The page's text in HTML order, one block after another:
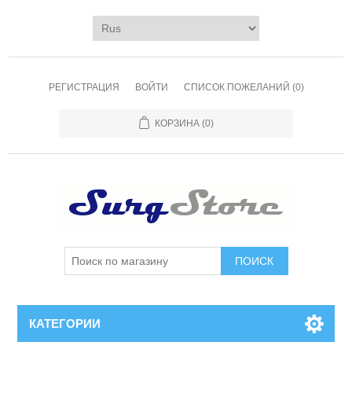
РЕГИСТРАЦИЯ ВОЙТИ СПИСОК ПОЖЕЛАНИЙ (0)
КОРЗИНА (0)
ПОИСК
КАТЕГОРИИ